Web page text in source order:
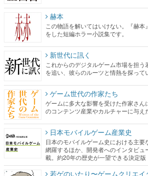
赫本
この物語を解いてはいけない。『赫
をした短編ホラー小説集です。
新世代に訊く
これからのデジタルゲーム市場を担
を追い、彼らのルーツと情熱を探って
ゲーム世代の作家たち
ゲームに多大な影響を受けた作家さん
のコンテンツ産業やカルチャーに与え
日本モバイルゲーム産業史
日本のモバイルゲーム史における主要
網羅するほか、開発者へのインタビュ
載。約20年の歴史が一望できる決定版
若ゲのいたり〜ゲームクリエイ